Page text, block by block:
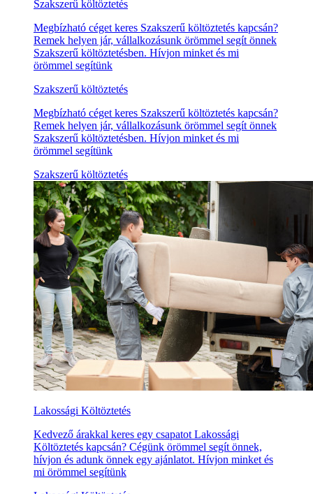
Szakszerű költöztetés
Megbízható céget keres Szakszerű költöztetés kapcsán?
Remek helyen jár, vállalkozásunk örömmel segít önnek
Szakszerű költöztetésben. Hívjon minket és mi
örömmel segítünk
Szakszerű költöztetés
Megbízható céget keres Szakszerű költöztetés kapcsán?
Remek helyen jár, vállalkozásunk örömmel segít önnek
Szakszerű költöztetésben. Hívjon minket és mi
örömmel segítünk
Szakszerű költöztetés
Lakossági Költöztetés
Kedvező árakkal keres egy csapatot Lakossági
Költöztetés kapcsán? Cégünk örömmel segít önnek,
hívjon és adunk önnek egy ajánlatot. Hívjon minket és
mi örömmel segítünk